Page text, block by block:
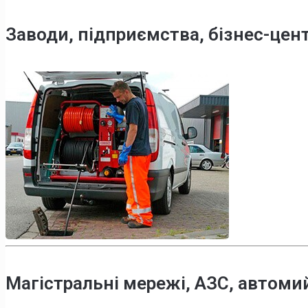
Заводи, підприємства, бізнес-
Магістральні мережі, АЗС,